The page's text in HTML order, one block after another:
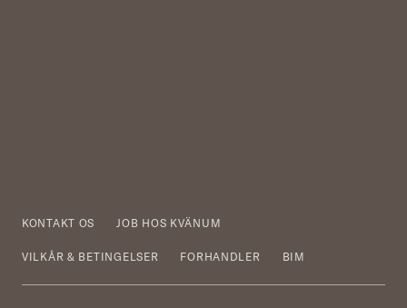
KONTAKT OS JOB HOS KVÄNUM
VILKÅR & BETINGELSER FORHANDLER BIM